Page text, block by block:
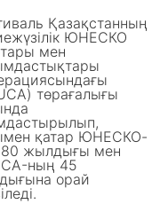
Қазақстанның
ЮНЕСКО
мен
төрағалығы
қатар ЮНЕСКО-
жылдығы мен
ның 45
орай